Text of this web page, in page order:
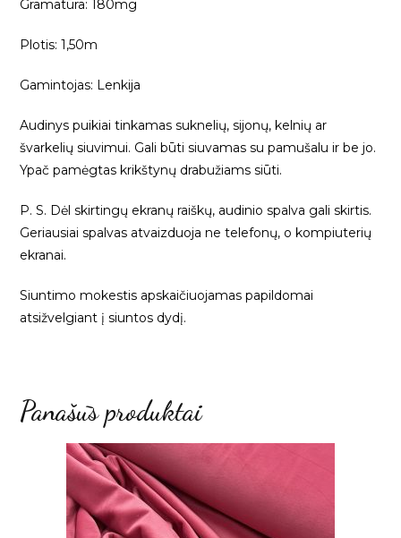
Gramatūra: 180mg
Plotis: 1,50m
Gamintojas: Lenkija
Audinys puikiai tinkamas suknelių, sijonų, kelnių ar
švarkelių siuvimui. Gali būti siuvamas su pamušalu ir be jo.
Ypač pamėgtas krikštynų drabužiams siūti.
P. S. Dėl skirtingų ekranų raiškų, audinio spalva gali skirtis.
Geriausiai spalvas atvaizduoja ne telefonų, o kompiuterių
ekranai.
Siuntimo mokestis apskaičiuojamas papildomai
atsižvelgiant į siuntos dydį.
Panašūs produktai